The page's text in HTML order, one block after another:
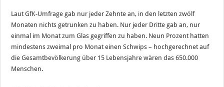
Laut GfK-Umfrage gab nur jeder Zehnte an, in den letzten zwölf
Monaten nichts getrunken zu haben. Nur jeder Dritte gab an, nur
einmal im Monat zum Glas gegriffen zu haben. Neun Prozent hatten
mindestens zweimal pro Monat einen Schwips – hochgerechnet auf
die Gesamtbevölkerung über 15 Lebensjahre wären das 650.000
Menschen.